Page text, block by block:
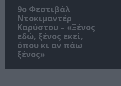
9ο Φεστιβάλ
Ντοκιμαντέρ
Καρύστου – «Ξένος
εδώ, ξένος εκεί,
όπου κι αν πάω
ξένος»